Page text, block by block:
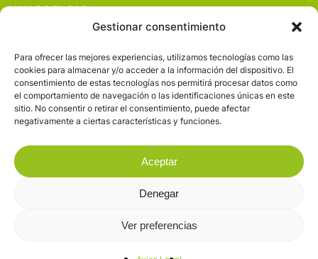
Gestionar consentimiento
Para ofrecer las mejores experiencias, utilizamos tecnologías como las
cookies para almacenar y/o acceder a la información del dispositivo. El
consentimiento de estas tecnologías nos permitirá procesar datos como
el comportamiento de navegación o las identificaciones únicas en este
sitio. No consentir o retirar el consentimiento, puede afectar
negativamente a ciertas características y funciones.
Aceptar
Denegar
Ver preferencias
VALLE DEL PAS
VALLE DEL PISUEÑA
PROYECTOS
SERVICIOS
AVISO LEGAL